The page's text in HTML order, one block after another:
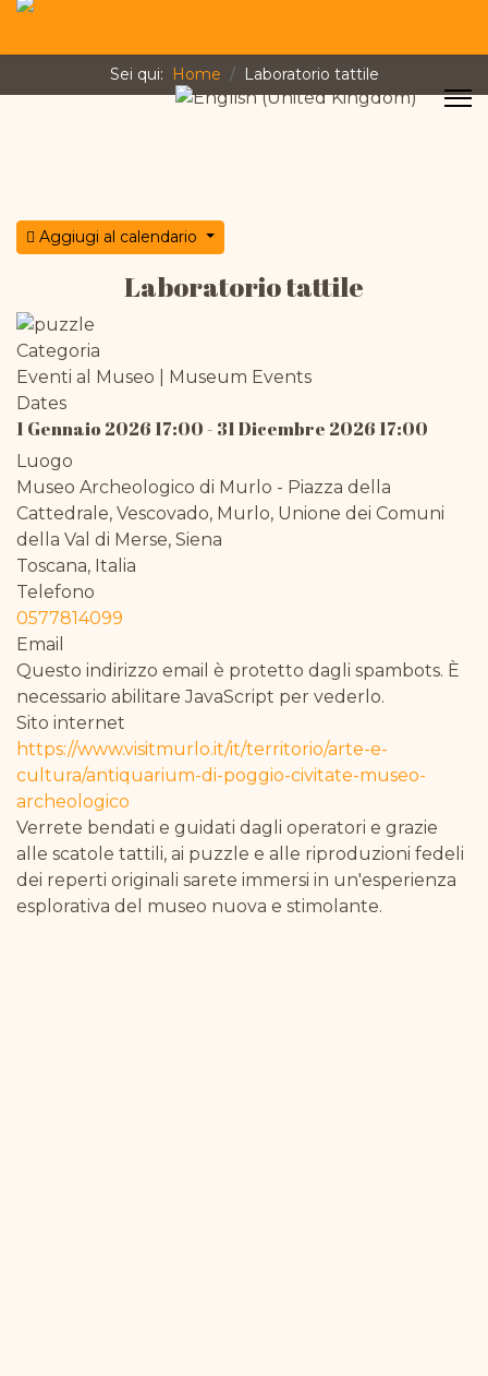
Seleziona la tua lingua
Sei qui: Home Laboratorio tattile
Aggiugi al calendario
Laboratorio tattile
Categoria
Eventi al Museo | Museum Events
Dates
1 Gennaio 202617:00 - 31 Dicembre 202617:00
Luogo
Museo Archeologico di Murlo - Piazza della
Cattedrale, Vescovado, Murlo, Unione dei Comuni
della Val di Merse, Siena
Toscana, Italia
Telefono
0577814099
Email
Questo indirizzo email è protetto dagli spambots. È
necessario abilitare JavaScript per vederlo.
Sito internet
https://www.visitmurlo.it/it/territorio/arte-e-
cultura/antiquarium-di-poggio-civitate-museo-
archeologico
Verrete bendati e guidati dagli operatori e grazie
alle scatole tattili, ai puzzle e alle riproduzioni fedeli
dei reperti originali sarete immersi in un'esperienza
esplorativa del museo nuova e stimolante.